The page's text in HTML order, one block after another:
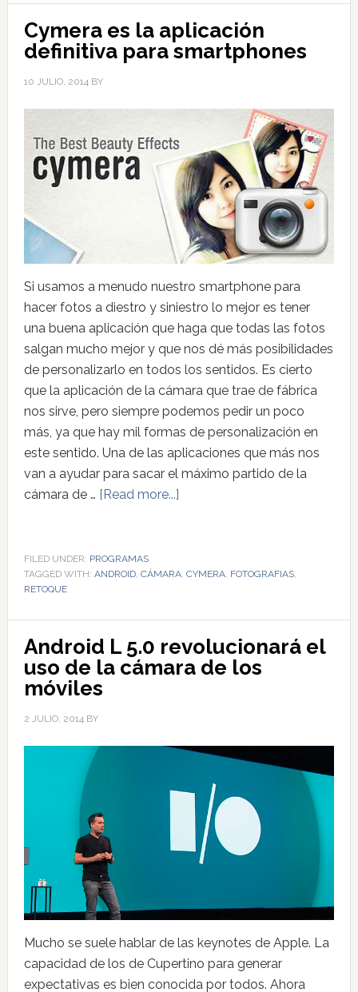
Cymera es la aplicación
definitiva para smartphones
10 JULIO, 2014 BY
Si usamos a menudo nuestro smartphone para
hacer fotos a diestro y siniestro lo mejor es tener
una buena aplicación que haga que todas las fotos
salgan mucho mejor y que nos dé más posibilidades
de personalizarlo en todos los sentidos. Es cierto
que la aplicación de la cámara que trae de fábrica
nos sirve, pero siempre podemos pedir un poco
más, ya que hay mil formas de personalización en
este sentido. Una de las aplicaciones que más nos
van a ayudar para sacar el máximo partido de la
cámara de … [Read more...]
FILED UNDER: PROGRAMAS
TAGGED WITH: ANDROID, CÁMARA, CYMERA, FOTOGRAFIAS,
RETOQUE
Android L 5.0 revolucionará el
uso de la cámara de los
móviles
2 JULIO, 2014BY
Mucho se suele hablar de las keynotes de Apple. La
capacidad de los de Cupertino para generar
expectativas es bien conocida por todos. Ahora